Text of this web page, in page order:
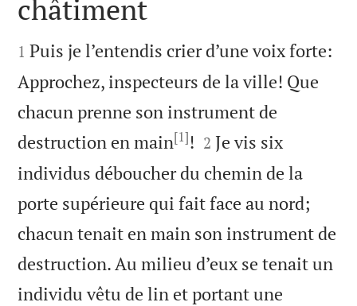

châtiment

1 Puis je l’entendis crier d’une voix forte:
Approchez, inspecteurs de la ville! Que
chacun prenne son instrument de
destruction en main[1]! 

2 Je vis six
individus déboucher du chemin de la
porte supérieure qui fait face au nord;
chacun tenait en main son instrument de
destruction. Au milieu d’eux se tenait un
individu vêtu de lin et portant une